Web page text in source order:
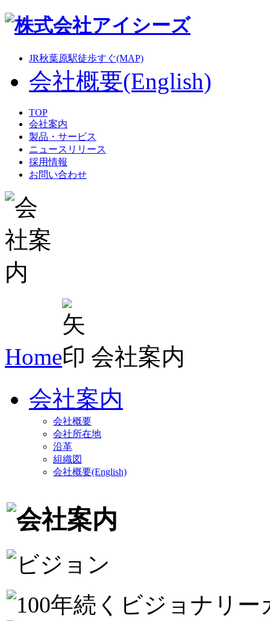
JR秋葉原駅徒歩すぐ(MAP)
会社概要(English)
TOP
会社案内
製品・サービス
ニュースリリース
採用情報
お問い合わせ
Home
会社案内
会社案内
会社概要
会社所在地
沿革
組織図
会社概要(English)